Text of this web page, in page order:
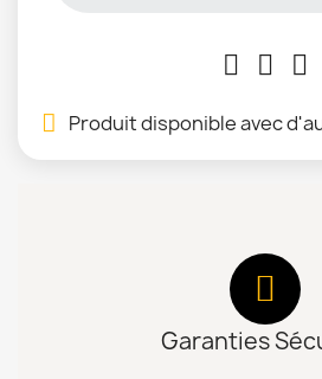
Produit disponible avec
Garanties